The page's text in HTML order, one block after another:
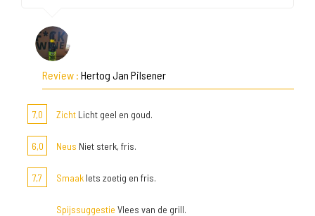
Review : Hertog Jan Pilsener
7,0 Zicht Licht geel en goud.
6,0 Neus Niet sterk, fris.
7,7 Smaak Iets zoetig en fris.
Spijssuggestie Vlees van de grill.